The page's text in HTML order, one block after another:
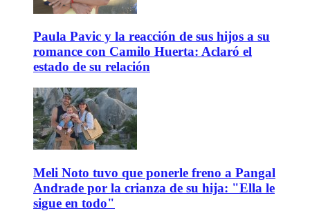
Paula Pavic y la reacción de sus hijos a su
romance con Camilo Huerta: Aclaró el
estado de su relación
Meli Noto tuvo que ponerle freno a Pangal
Andrade por la crianza de su hija: "Ella le
sigue en todo"